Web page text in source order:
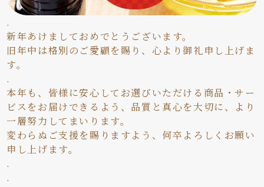
.
新年あけましておめでとうございます。
旧年中は格別のご愛顧を賜り、心より御礼申し上げま
す。
.
本年も、皆様に安心してお選びいただける商品・サー
ビスをお届けできるよう、品質と真心を大切に、より
一層努力してまいります。
変わらぬご支援を賜りますよう、何卒よろしくお願い
申し上げます。
.
.